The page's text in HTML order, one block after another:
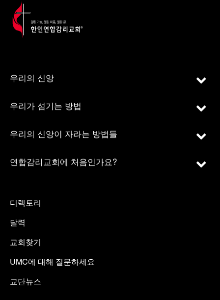
우리의 신앙
우리가 섬기는 방법
우리의 신앙이 자라는 방법들
연합감리교회에 처음인가요?
디렉토리
달력
교회찾기
UMC에 대해 질문하세요
교단뉴스